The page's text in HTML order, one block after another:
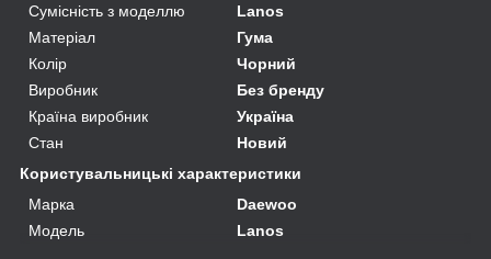
Сумісність з моделлю
Lanos
Матеріал
Гума
Колір
Чорний
Виробник
Без бренду
Країна виробник
Україна
Стан
Новий
Користувальницькі характеристики
Марка
Daewoo
Модель
Lanos